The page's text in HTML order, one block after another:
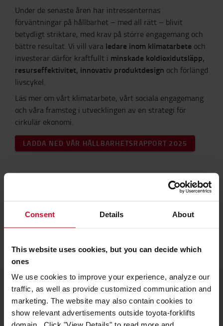
Consent Details About
This website uses cookies, but you can decide which
ones
We use cookies to improve your experience, analyze our
traffic, as well as provide customized communication and
marketing. The website may also contain cookies to
show relevant advertisements outside toyota-forklifts
Under de senaste åren har intressenternas
förväntningar på hållbarhet – med all rätt – blivit
betydligt striktare, med krav på större engagemang och
bättre resultat. Vi vill vara ledare inom klimatarbete och
investerar därför kraftfullt i minskade koldioxidutsläpp,
resurseffektivitet, innovativ produktdesign och förlängd
livscykel.
Läs mer om vårt klimatarbete, vårt sociala engagemang
och våra framsteg i utvecklingen av en strategi för
cirkulär ekonomi.
LADDA NED VÅR HÅLLBARHETSRAPPORT 2025
Tyckte du att det här var intressant?
Toyota Material Handling
Om oss